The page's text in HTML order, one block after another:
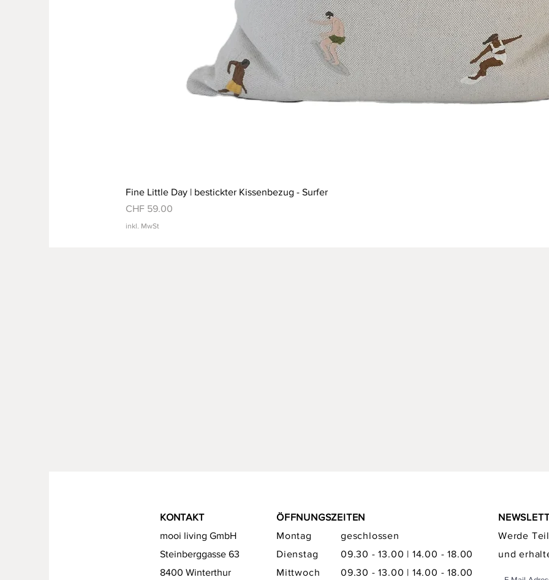
Fine Little Day | bestickter Kissenbezug - Surfer
Preis
CHF 59.00
inkl. MwSt
KONTAKT
mooi living GmbH
Steinberggasse 63
8400 Winterthur
ÖFFNUNGSZEITEN
Montag
Dienstag
Mittwoch
geschlossen
09.30 - 13.00 | 14.00 - 18.00
09.30 - 13.00 | 14.00 - 18.00
Werde
und